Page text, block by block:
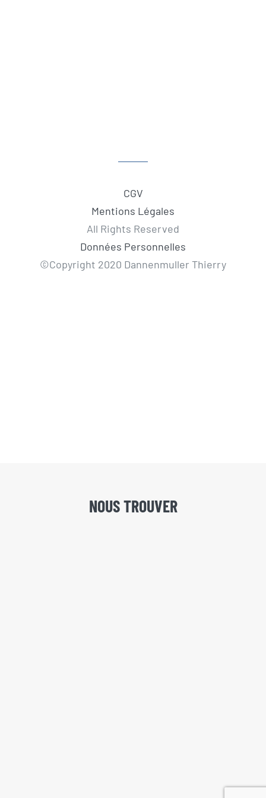
CGV
Mentions Légales
All Rights Reserved
Données Personnelles
©Copyright 2020 Dannenmuller Thierry
NOUS TROUVER